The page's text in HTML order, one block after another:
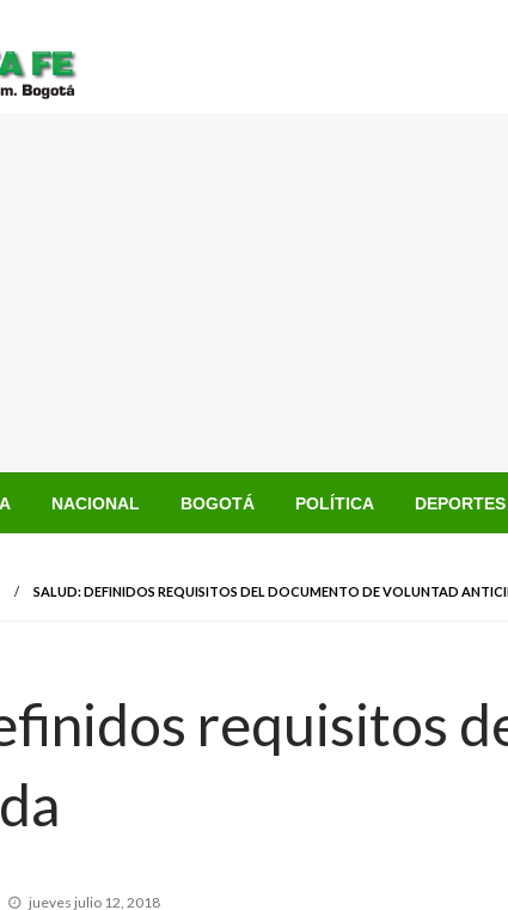
NACIONAL BOGOTÁ POLÍTICA DEPORTES
SALUD: DEFINIDOS REQUISITOS DEL DOCUMENTO DE VOLUNTAD
requisitos
Publicado
jueves julio 12, 2018